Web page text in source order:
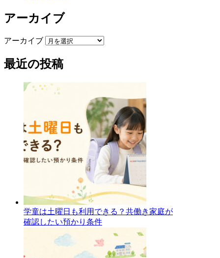
アーカイブ
アーカイブ
最近の投稿
学童は土曜日も利用できる？共働き家庭が
確認したい預かり条件